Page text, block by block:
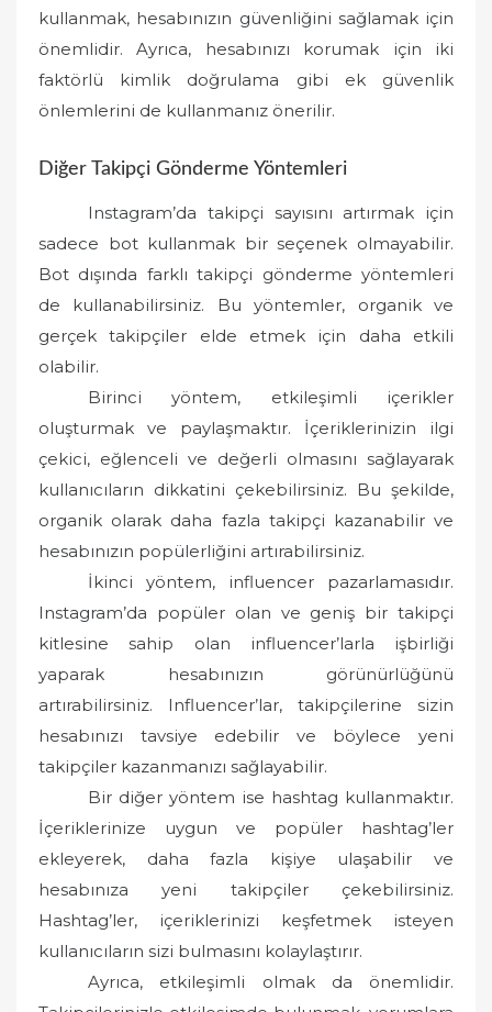
kullanmak, hesabınızın güvenliğini sağlamak için
önemlidir. Ayrıca, hesabınızı korumak için iki
faktörlü kimlik doğrulama gibi ek güvenlik
önlemlerini de kullanmanız önerilir.
Diğer Takipçi Gönderme Yöntemleri
Instagram’da takipçi sayısını artırmak için
sadece bot kullanmak bir seçenek olmayabilir.
Bot dışında farklı takipçi gönderme yöntemleri
de kullanabilirsiniz. Bu yöntemler, organik ve
gerçek takipçiler elde etmek için daha etkili
olabilir.
Birinci yöntem, etkileşimli içerikler
oluşturmak ve paylaşmaktır. İçeriklerinizin ilgi
çekici, eğlenceli ve değerli olmasını sağlayarak
kullanıcıların dikkatini çekebilirsiniz. Bu şekilde,
organik olarak daha fazla takipçi kazanabilir ve
hesabınızın popülerliğini artırabilirsiniz.
İkinci yöntem, influencer pazarlamasıdır.
Instagram’da popüler olan ve geniş bir takipçi
kitlesine sahip olan influencer’larla işbirliği
yaparak hesabınızın görünürlüğünü
artırabilirsiniz. Influencer’lar, takipçilerine sizin
hesabınızı tavsiye edebilir ve böylece yeni
takipçiler kazanmanızı sağlayabilir.
Bir diğer yöntem ise hashtag kullanmaktır.
İçeriklerinize uygun ve popüler hashtag’ler
ekleyerek, daha fazla kişiye ulaşabilir ve
hesabınıza yeni takipçiler çekebilirsiniz.
Hashtag’ler, içeriklerinizi keşfetmek isteyen
kullanıcıların sizi bulmasını kolaylaştırır.
Ayrıca, etkileşimli olmak da önemlidir.